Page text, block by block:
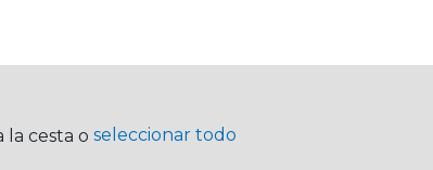
la cesta o seleccionar todo